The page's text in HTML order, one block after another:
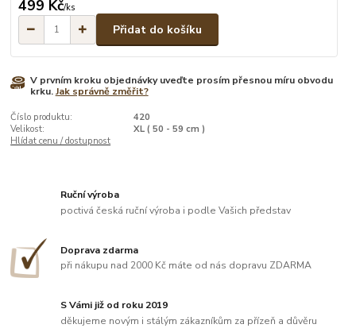
499 Kč/ks
Přidat do košíku
V prvním kroku objednávky uveďte prosím přesnou míru obvodu
krku.Jak správně změřit?
Číslo produktu:
420
Velikost:
XL ( 50 - 59 cm )
Hlídat cenu / dostupnost
Ruční výroba
poctivá česká ruční výroba i podle Vašich představ
Doprava zdarma
při nákupu nad 2000 Kč máte od nás dopravu ZDARMA
S Vámi již od roku 2019
děkujeme novým i stálým zákazníkům za přízeň a důvěru